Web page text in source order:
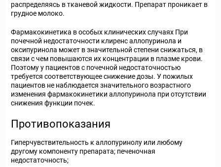
распределяясь в тканевой жидкости. Препарат проникает в
грудное молоко.
Фармакокинетика в особых клинических случаях При
почечной недостаточности клиренс аллопуринола и
оксипуринола может в значительной степени снижаться, в
связи с чем повышаются их концентрации в плазме крови.
Поэтому у пациентов с почечной недостаточностью
требуется соответствующее снижение дозы. У пожилых
пациентов не наблюдается значительного возрастного
изменения фармакокинетики аллопуринола при отсутствии
снижения функции почек.
Противопоказания
Гиперчувствительность к аллопуринолу или любому
другому компоненту препарата; печеночная
недостаточность;